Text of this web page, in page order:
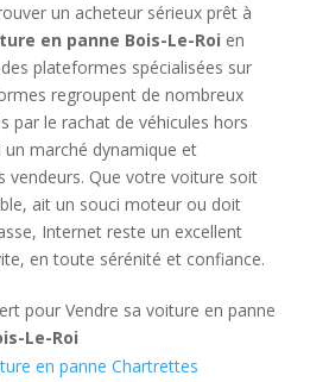
un acheteur sérieux prêt à
en panne Bois-Le-Roi en
plateformes spécialisées sur
regroupent de nombreux
par le rachat de véhicules hors
un marché dynamique et
vendeurs. Que votre voiture soit
ait un souci moteur ou doit
Internet reste un excellent
en toute sérénité et confiance.
pour Vendre sa voiture en panne
Le-Roi
en panne Chartrettes